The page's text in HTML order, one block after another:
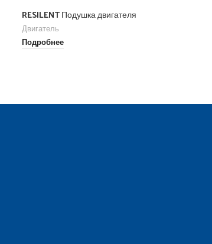
RESILENT Подушка двигателя
Двигатель
Подробнее